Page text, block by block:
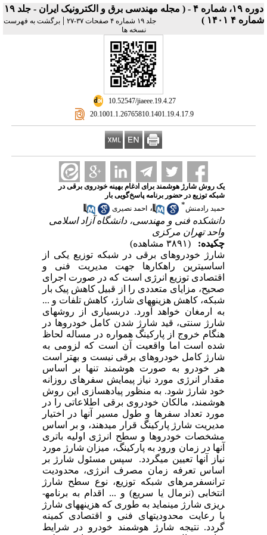
دوره ۱۹، شماره ۴ - ( مجله مهندسی برق و الکترونیک ایران - جلد ۱۹
شماره ۴ ۱۴۰۱ )
جلد ۱۹ شماره ۴ صفحات ۳۷-۲۷ |برگشت به فهرست
نسخه ها
‎ 10.52547/jiaeee.19.4.27
‎ 20.1001.1.26765810.1401.19.4.17.9
یک روش شارژ هوشمند برای ادغام بهینه خودروی برقی در
شبکه توزیع در حضور برنامه پاسخ‌گویی بار
حمید رادمنش* ، احمد نصیری
دانشکده فنی و مهندسی، دانشگاه آزاد اسلامی
واحد تهران مرکزی
چکیده:
(۳۸۹۱ مشاهده)
شارژ خودروهای برقی در شبکه توزیع یکی از
اساسی­ترین راه­کارها جهت مدیریت فنی و
اقتصادی توزیع انرژی است که در صورت اجرای
صحیح، مزایای متعددی را از قبیل کاهش پیک بار
شبکه، کاهش هزینه­های شارژ، کاهش تلفات و ...
به ارمغان خواهد آورد. دربسیاری از روش­های
شارژ سنتی، قید شارژ شدن کامل خودروها در
هنگام خروج از پارکینگ همواره در مساله لحاظ
شده است اما واقعیت آن است که لزومی به
شارژ کامل خودروهای برقی نیست و بهتر است
هر خودرو به صورت هوشمند تنها بر اساس
مقدار انرژی مورد نیاز پیمایش سفرهای روزانه
خود شارژ شود. به منظور پیاده­سازی این روش
هوشمند، مالکان خودروی برقی اطلاعاتی را در
مورد تعداد سفرها و طول مسیر آنها در اختیار
مدیریت شارژ پارکینگ قرار می­دهند، و بر اساس
مشخصات خودروها و سطح انرژی اولیه باتری
آنها در زمان ورود به پارکینگ، میزان شارژ مورد
نیاز آنها تعیین می­گردد. سپس مسئول شارژ بر
اساس تعرفه زمان مصرف انرژی، محدودیت
ترانسفرمرهای شبکه توزیع، نوع سطح شارژ
انتخابی (نرمال یا سریع) و ... اقدام به برنامه­
ریزی شارژ می­نماید به طوری که هزینه­های شارژ
با رعایت محدودیت­های فنی و اقتصادی کمینه
گردد. نتیجه شارژ هوشمند خودرو در شرایط